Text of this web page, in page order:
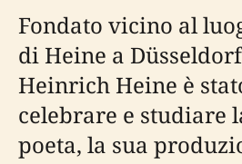
Fondato vicino al
di Heine a
Heinrich Heine è
celebrare e studiare
poeta, la sua